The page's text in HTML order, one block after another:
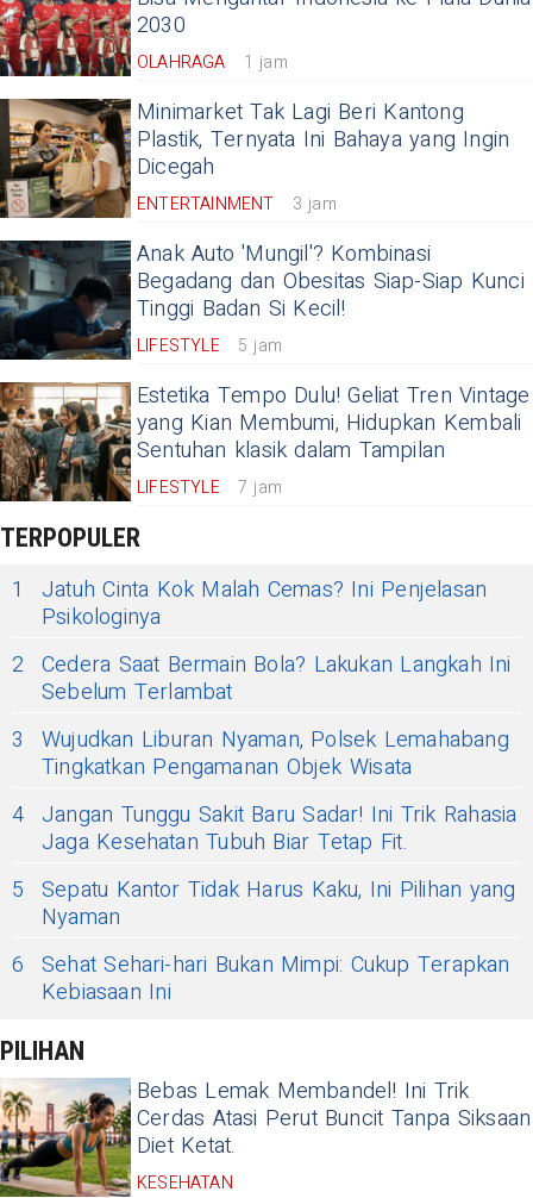
2030
OLAHRAGA 1 jam
Minimarket Tak Lagi Beri Kantong
Plastik, Ternyata Ini Bahaya yang Ingin
Dicegah
ENTERTAINMENT 3 jam
Anak Auto 'Mungil'? Kombinasi
Begadang dan Obesitas Siap-Siap Kunci
Tinggi Badan Si Kecil!
LIFESTYLE 5 jam
Estetika Tempo Dulu! Geliat Tren Vintage
yang Kian Membumi, Hidupkan Kembali
Sentuhan klasik dalam Tampilan
LIFESTYLE 7 jam
TERPOPULER
1
Jatuh Cinta Kok Malah Cemas? Ini Penjelasan
Psikologinya
2 Cedera Saat Bermain Bola? Lakukan Langkah Ini
Sebelum Terlambat
3
Wujudkan Liburan Nyaman, Polsek Lemahabang
Tingkatkan Pengamanan Objek Wisata
4 Jangan Tunggu Sakit Baru Sadar! Ini Trik Rahasia
Jaga Kesehatan Tubuh Biar Tetap Fit.
5 Sepatu Kantor Tidak Harus Kaku, Ini Pilihan yang
Nyaman
6 Sehat Sehari-hari Bukan Mimpi: Cukup Terapkan
Kebiasaan Ini
PILIHAN
Bebas Lemak Membandel! Ini Trik
Cerdas Atasi Perut Buncit Tanpa Siksaan
Diet Ketat.
KESEHATAN